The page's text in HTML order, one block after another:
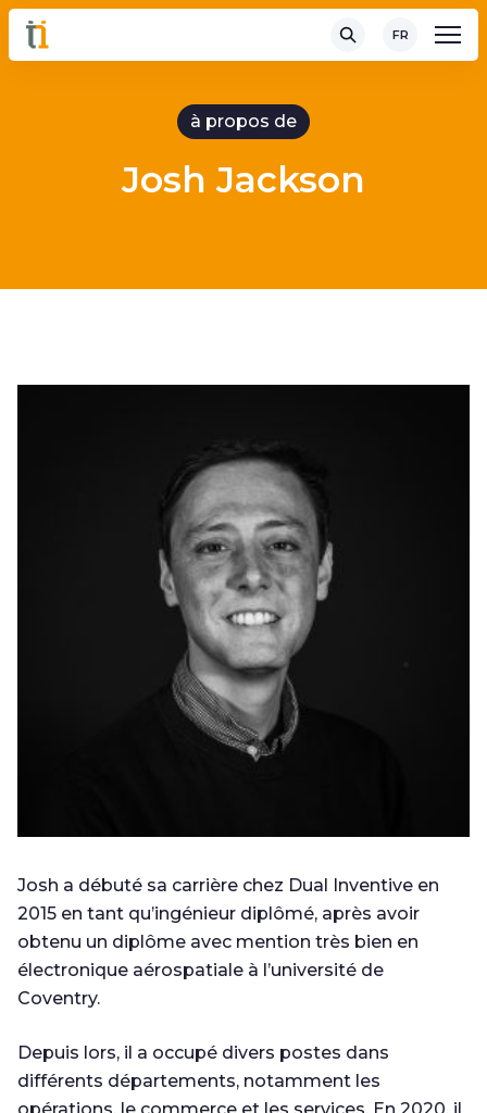
FR
à propos de
Josh Jackson
Josh a débuté sa carrière chez Dual Inventive en
2015 en tant qu’ingénieur diplômé, après avoir
obtenu un diplôme avec mention très bien en
électronique aérospatiale à l’université de
Coventry.
Depuis lors, il a occupé divers postes dans
différents départements, notamment les